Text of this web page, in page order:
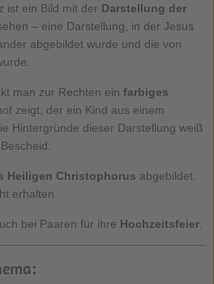
ist ein Bild mit der Darstellung der
– eine Darstellung, in der Jesus
abgebildet wurde und die von
man zur Rechten ein farbiges
zeigt, der ein Kind aus einem
Hintergründe dieser Darstellung weiß
Heiligen Christophorus abgebildet.
erhalten.
bei Paaren für ihre Hochzeitsfeier.